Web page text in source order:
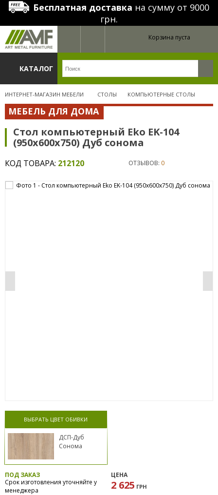
Бесплатная доставка на сумму от 9000
грн.
Корзина пуста
КАТАЛОГ
ИНТЕРНЕТ-МАГАЗИН МЕБЕЛИ СТОЛЫ КОМПЬЮТЕРНЫЕ СТОЛЫ
МЕБЕЛЬ ДЛЯ ДОМА
Стол компьютерный Eko EK-104
(950x600x750) Дуб сонома
КОД ТОВАРА: 212120 ОТЗЫВОВ: 0
ВЫБРАТЬ ЦВЕТ ОБИВКИ
ДСП-Дуб
Сонома
ПОД ЗАКАЗ
Срок изготовления уточняйте у
менеджера
ЦЕНА
2 625 ГРН